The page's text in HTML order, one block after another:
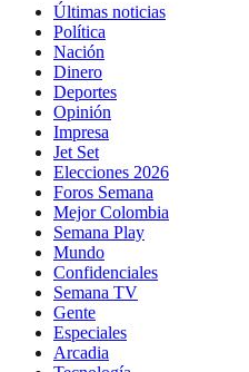
Últimas noticias
Política
Nación
Dinero
Deportes
Opinión
Impresa
Jet Set
Elecciones 2026
Foros Semana
Mejor Colombia
Semana Play
Mundo
Confidenciales
Semana TV
Gente
Especiales
Arcadia